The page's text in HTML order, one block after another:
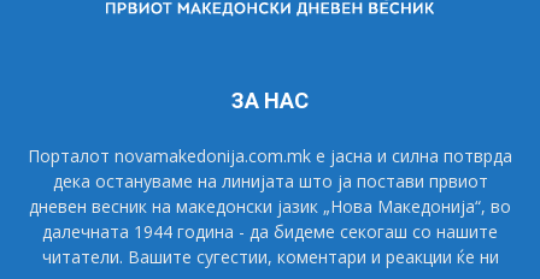
ЗА НАС
Порталот novamakedonija.com.mk е јасна и силна потврда
дека остануваме на линијата што ја постави првиот
дневен весник на македонски јазик „Нова Македонија“, во
далечната 1944 година - да бидеме секогаш со нашите
читатели. Вашите сугестии, коментари и реакции ќе ни